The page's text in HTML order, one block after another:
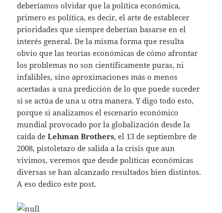
deberíamos olvidar que la política económica,
primero es política, es decir, el arte de establecer
prioridades que siempre deberían basarse en el
interés general. De la misma forma que resulta
obvio que las teorías económicas de cómo afrontar
los problemas no son científicamente puras, ni
infalibles, sino aproximaciones más o menos
acertadas a una predicción de lo que puede suceder
si se actúa de una u otra manera. Y digo todo esto,
porque si analizamos el escenario económico
mundial provocado por la globalización desde la
caída deLehman Brothers, el 13 de septiembre de
2008, pistoletazo de salida a la crisis que aun
vivimos, veremos que desde políticas económicas
diversas se han alcanzado resultados bien distintos.
A eso dedico este post.